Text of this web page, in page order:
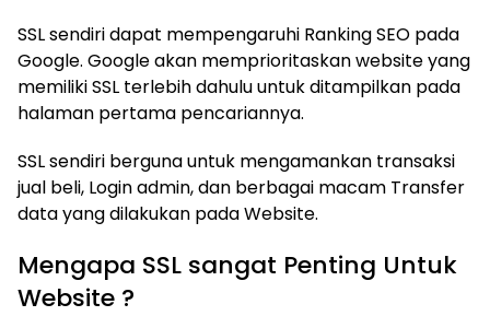
SSL sendiri dapat mempengaruhi Ranking SEO pada
Google. Google akan memprioritaskan website yang
memiliki SSL terlebih dahulu untuk ditampilkan pada
halaman pertama pencariannya.
SSL sendiri berguna untuk mengamankan transaksi
jual beli, Login admin, dan berbagai macam Transfer
data yang dilakukan pada Website.
Mengapa SSL sangat Penting Untuk
Website ?